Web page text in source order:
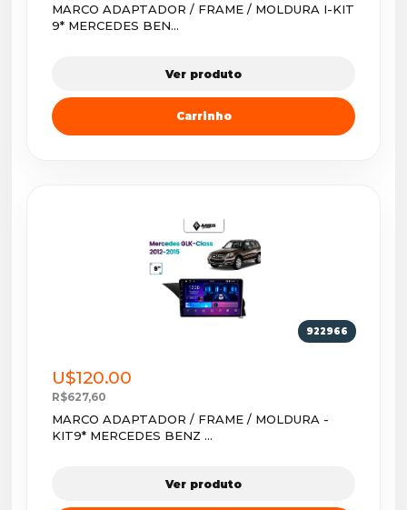
MARCO ADAPTADOR / FRAME / MOLDURA I-KIT
9* MERCEDES BEN...
Ver produto
Carrinho
922966
U$120.00
R$627,60
MARCO ADAPTADOR / FRAME / MOLDURA -
KIT9* MERCEDES BENZ ...
Ver produto